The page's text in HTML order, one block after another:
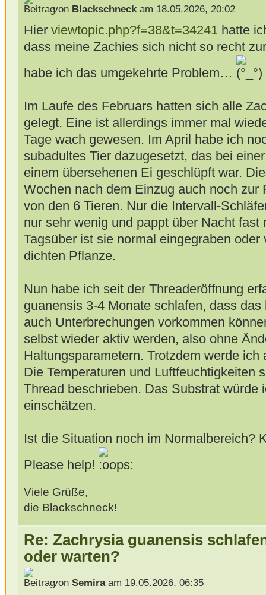
von Blackschneckam 18.05.2026, 20:02
Hier viewtopic.php?f=38&t=34241 hatte
dass meine Zachies sich nicht so recht
habe ich das umgekehrte Problem…
Im Laufe des Februars hatten sich alle
gelegt. Eine ist allerdings immer mal
Tage wach gewesen. Im April habe ich
subadultes Tier dazugesetzt, das bei
einem übersehenen Ei geschlüpft war.
Wochen nach dem Einzug auch noch zur
von den 6 Tieren. Nur die Intervall-
nur sehr wenig und pappt über Nacht fast
Tagsüber ist sie normal eingegraben
dichten Pflanze.
Nun habe ich seit der Threaderöffnung
guanensis 3-4 Monate schlafen, dass
auch Unterbrechungen vorkommen
selbst wieder aktiv werden, also ohne
Haltungsparametern. Trotzdem werde
Die Temperaturen und Luftfeuchtigkeiten
Thread beschrieben. Das Substrat würde
einschätzen.
Ist die Situation noch im Normalbereich?
Please help!
Viele Grüße,
die Blackschneck!
Re: Zachrysia guanensis
oder warten?
von Semiraam 19.05.2026, 06:35